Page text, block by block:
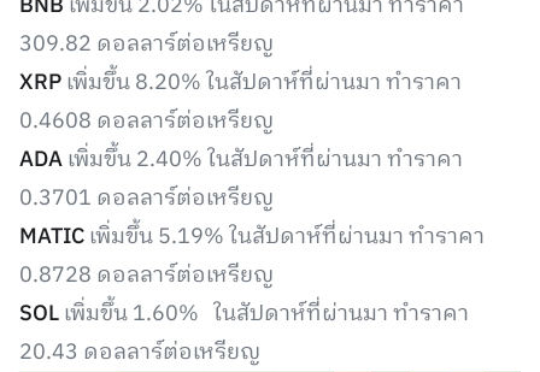
309.82 ดอลลาร์ต่อเหรียญ
XRPเพิ่มขึ้น 8.20% ในสัปดาห์ที่ผ่านมา ทำราคา
0.4608 ดอลลาร์ต่อเหรียญ
ADAเพิ่มขึ้น 2.40% ในสัปดาห์ที่ผ่านมา ทำราคา
0.3701 ดอลลาร์ต่อเหรียญ
MATICเพิ่มขึ้น 5.19% ในสัปดาห์ที่ผ่านมา ทำราคา
0.8728 ดอลลาร์ต่อเหรียญ
SOLเพิ่มขึ้น 1.60% ในสัปดาห์ที่ผ่านมา ทำราคา
20.43 ดอลลาร์ต่อเหรียญ